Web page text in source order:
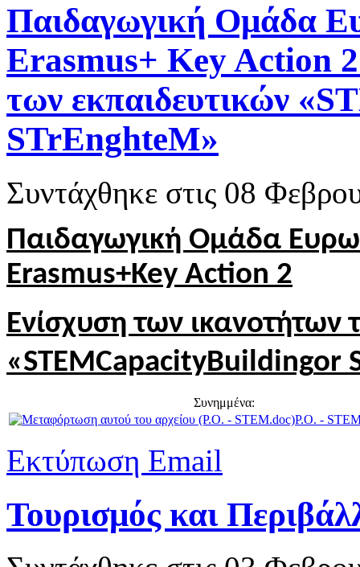
Παιδαγωγική Ομάδα
Erasmus+ Key Action
των εκπαιδευτικών
STrEnghteM»
Συντάχθηκε στις 08
Παιδαγωγική Ομάδα
Erasmus+Key Action 2
Ενίσχυση των ικανοτήτων
«STEMCapacityBuildingor
Συνημμένα:
P.O. -
Εκτύπωση Email
Τουρισμός και